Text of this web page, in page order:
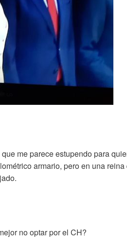
me parece estupendo para
armario, pero en una
no optar por el CH?